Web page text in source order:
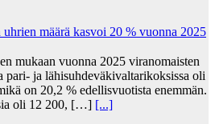
määrä kasvoi 20 % vuonna 2025
mukaan vuonna 2025 viranomaisten
pari- ja lähisuhdeväkivaltarikoksissa oli
on 20,2 % edellisvuotista enemmän.
oli 12 200, […] [...]